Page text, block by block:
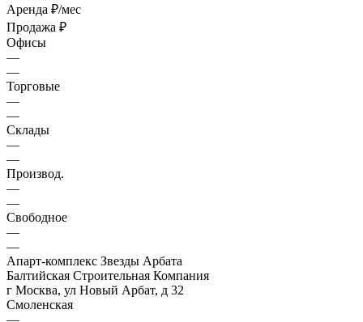
Аренда ₽/мес
Продажа ₽
Офисы
—
—
Торговые
—
—
Склады
—
—
Производ.
—
—
Свободное
—
—
Апарт-комплекс Звезды Арбата
Балтийская Строительная Компания
г Москва, ул Новый Арбат, д 32
Смоленская
—